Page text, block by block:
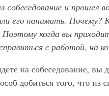
собеседование и прошел
его нанимать. Почему?
Поэтому когда вы
с работой, на
на собеседование, вы
добиться того, что из